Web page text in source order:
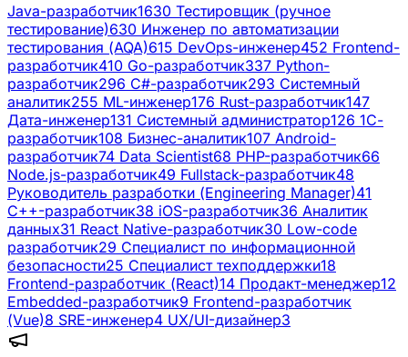
Java-разработчик1630 Тестировщик (ручное
тестирование)630 Инженер по автоматизации
тестирования (AQA)615 DevOps-инженер452 Frontend-
разработчик410 Go-разработчик337 Python-
разработчик296 C#-разработчик293 Системный
аналитик255 ML-инженер176 Rust-разработчик147
Дата-инженер131 Системный администратор126 1С-
разработчик108 Бизнес-аналитик107 Android-
разработчик74 Data Scientist68 PHP-разработчик66
Node.js-разработчик49 Fullstack-разработчик48
Руководитель разработки (Engineering Manager)41
C++-разработчик38 iOS-разработчик36 Аналитик
данных31 React Native-разработчик30 Low-code
разработчик29 Специалист по информационной
безопасности25 Специалист техподдержки18
Frontend-разработчик (React)14 Продакт-менеджер12
Embedded-разработчик9 Frontend-разработчик
(Vue)8 SRE-инженер4 UX/UI-дизайнер3